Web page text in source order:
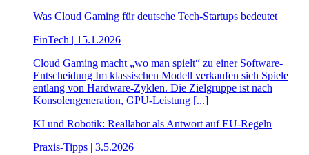
Was Cloud Gaming für deutsche Tech-Startups bedeutet
FinTech | 15.1.2026
Cloud Gaming macht „wo man spielt“ zu einer Software-
Entscheidung Im klassischen Modell verkaufen sich Spiele
entlang von Hardware-Zyklen. Die Zielgruppe ist nach
Konsolengeneration, GPU-Leistung [...]
KI und Robotik: Reallabor als Antwort auf EU-Regeln
Praxis-Tipps | 3.5.2026